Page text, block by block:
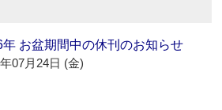
年 お盆期間中の休刊のお知らせ
07月24日 (金)